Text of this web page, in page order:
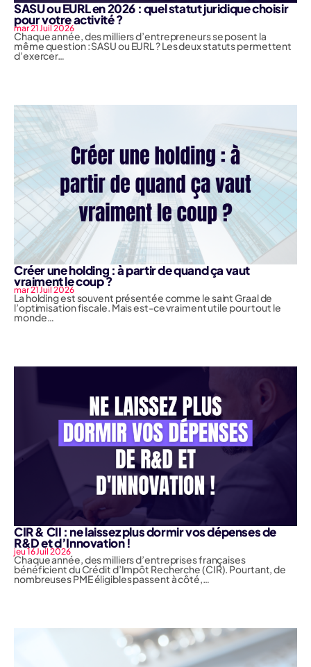
SASU ou EURL en 2026 : quel statut juridique choisir
pour votre activité ?
mar 21 Juil 2026
Chaque année, des milliers d’entrepreneurs se posent la
même question : SASU ou EURL ? Les deux statuts permettent
d’exercer…
Créer une holding : à partir de quand ça vaut
vraiment le coup ?
mar 21 Juil 2026
La holding est souvent présentée comme le saint Graal de
l’optimisation fiscale. Mais est-ce vraiment utile pour tout le
monde…
CIR & CII : ne laissez plus dormir vos dépenses de
R&D et d’Innovation !
jeu 16 Juil 2026
Chaque année, des milliers d’entreprises françaises
bénéficient du Crédit d’Impôt Recherche (CIR). Pourtant, de
nombreuses PME éligibles passent à côté,…